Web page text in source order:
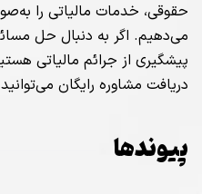
حقوقی، خدمات مالیاتی را
می‌دهیم. اگر به دنبال حل
پیشگیری از جرائم مالیاتی
دریافت مشاوره رایگان
پیوندها